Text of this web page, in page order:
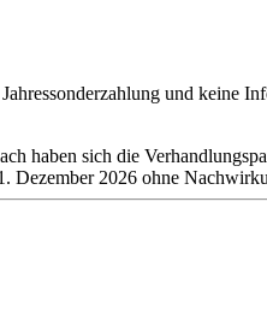
und keine
haben sich die
Dezember 2026 ohne